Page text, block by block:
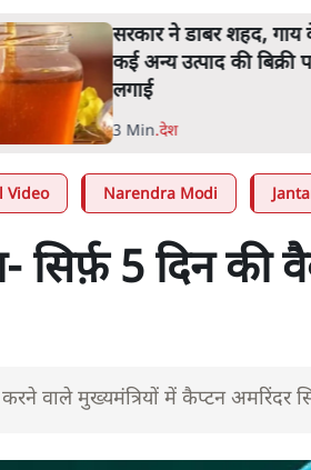
सरकार ने डाबर शहद,
कई अन्य उत्पाद की बिक्री
लगाई
3 Min.देश
Video Narendra Modi
5 दिन की
वाले मुख्यमंत्रियों में कैप्टन अमरिंदर